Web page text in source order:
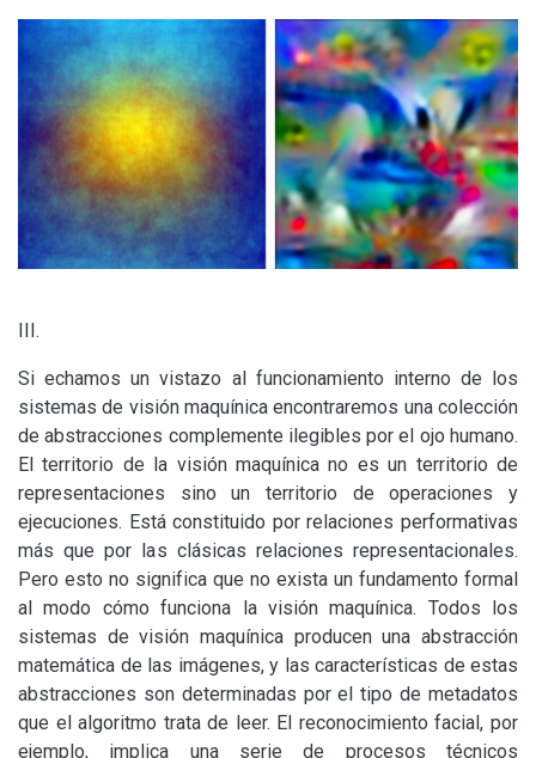
III.
Si echamos un vistazo al funcionamiento interno de los
sistemas de visión maquínica encontraremos una colección
de abstracciones complemente ilegibles por el ojo humano.
El territorio de la visión maquínica no es un territorio de
representaciones sino un territorio de operaciones y
ejecuciones. Está constituido por relaciones performativas
más que por las clásicas relaciones representacionales.
Pero esto no significa que no exista un fundamento formal
al modo cómo funciona la visión maquínica. Todos los
sistemas de visión maquínica producen una abstracción
matemática de las imágenes, y las características de estas
abstracciones son determinadas por el tipo de metadatos
que el algoritmo trata de leer. El reconocimiento facial, por
ejemplo, implica una serie de procesos técnicos